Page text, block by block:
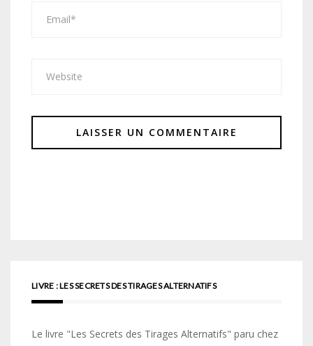
LIVRE : LES SECRETS DES TIRAGES ALTERNATIFS
Le livre "Les Secrets des Tirages Alternatifs" paru chez